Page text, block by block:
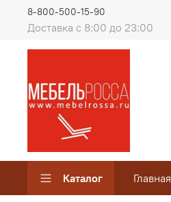
Доставка с 8:00 до 23:00
8-800-500-15-90
Каталог Главная